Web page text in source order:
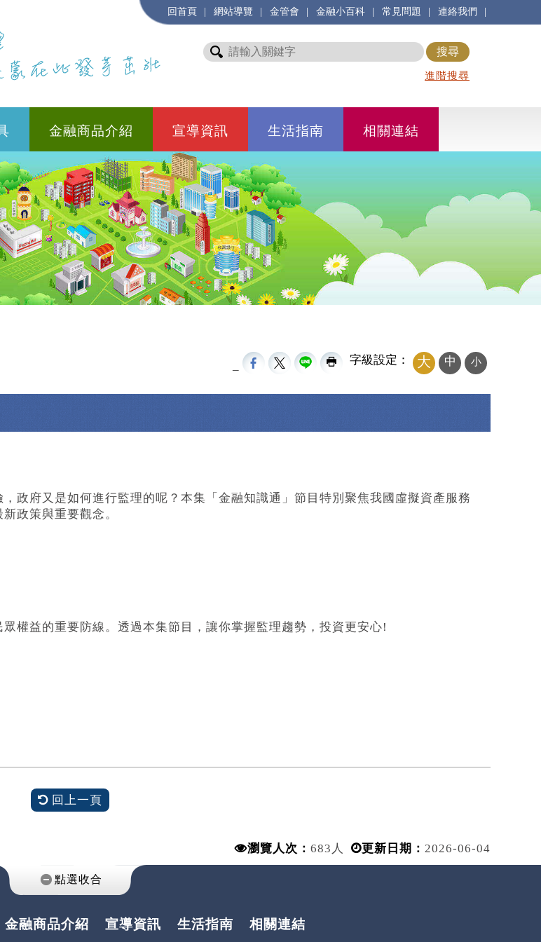
回首頁 | 網站導覽 | 金管會 | 金融小百科 | 常見問題 | 連絡我們 |
進階搜尋
金融商品介紹 宣導資訊 生活指南 相關連結
字級設定： 大 中 小
政府又是如何進行監理的呢？本集「金融知識通」節目特別聚焦我國虛擬資產服務
政策與重要觀念。
權益的重要防線。透過本集節目，讓你掌握監理趨勢，投資更安心!
回上一頁
瀏覽人次： 683人 更新日期： 2026-06-04
金融商品介紹 宣導資訊 生活指南 相關連結